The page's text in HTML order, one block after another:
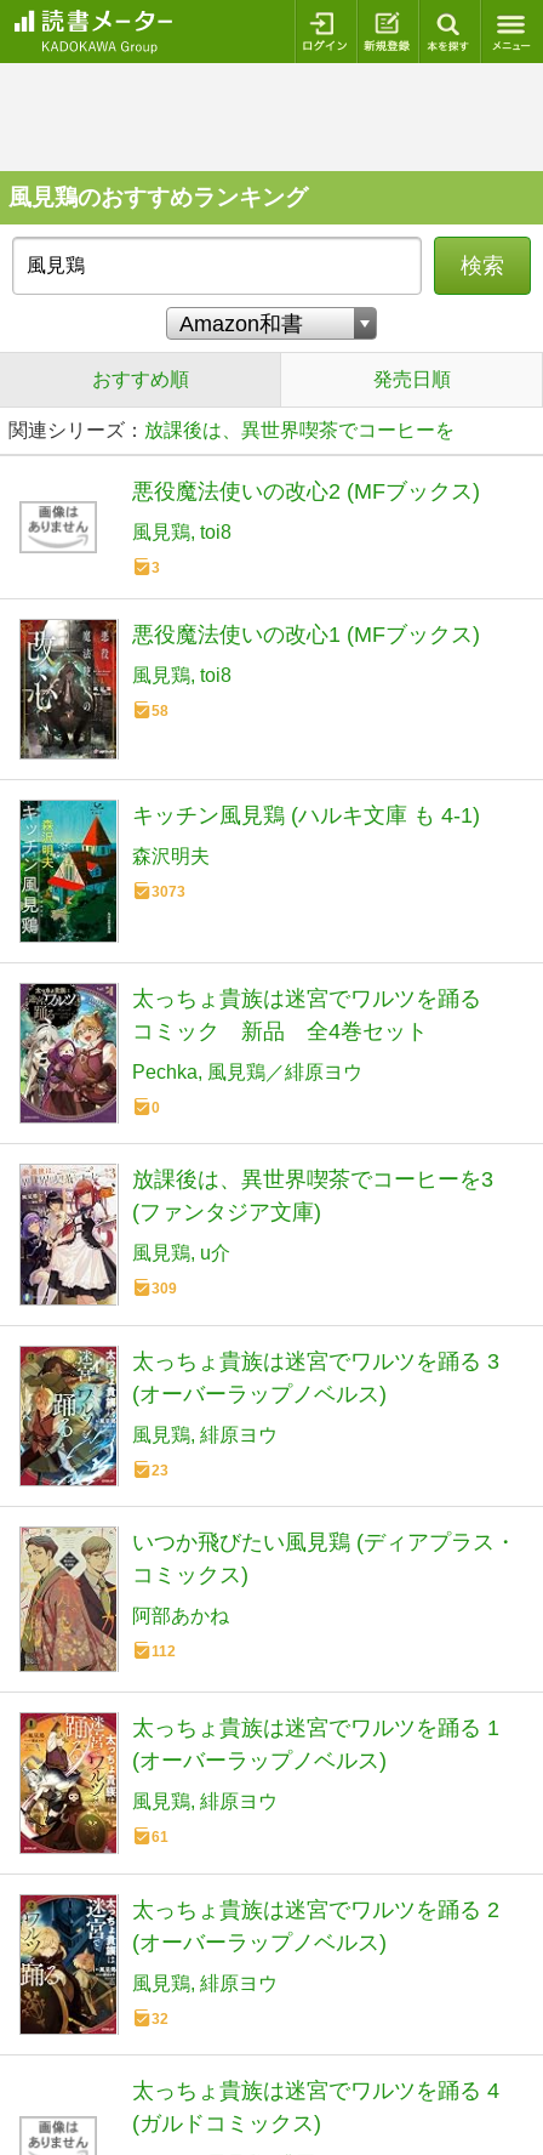
ログイン 新規登録
風見鶏のおすすめランキング
検索
おすすめ順 発売日順
関連シリーズ： 放課後は、異世界喫茶でコーヒーを
悪役魔法使いの改心2 (MFブックス)
風見鶏 toi8
3
悪役魔法使いの改心1 (MFブックス)
風見鶏 toi8
58
キッチン風見鶏 (ハルキ文庫 も 4-1)
森沢明夫
3073
太っちょ貴族は迷宮でワルツを踊る
コミック 新品 全4巻セット
Pechka 風見鶏／緋原ヨウ
0
放課後は、異世界喫茶でコーヒーを3
(ファンタジア文庫)
風見鶏 u介
309
太っちょ貴族は迷宮でワルツを踊る 3
(オーバーラップノベルス)
風見鶏 緋原ヨウ
23
いつか飛びたい風見鶏 (ディアプラス・
コミックス)
阿部あかね
112
太っちょ貴族は迷宮でワルツを踊る 1
(オーバーラップノベルス)
風見鶏 緋原ヨウ
61
太っちょ貴族は迷宮でワルツを踊る 2
(オーバーラップノベルス)
風見鶏 緋原ヨウ
32
太っちょ貴族は迷宮でワルツを踊る 4
(ガルドコミックス)